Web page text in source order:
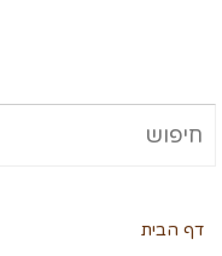
דף הבית